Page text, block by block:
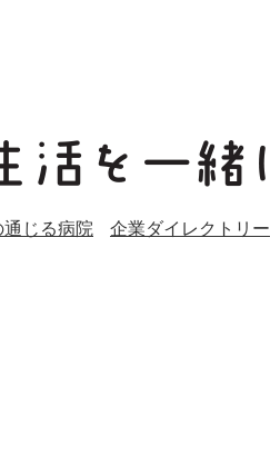
通じる病院 企業ダイレクトリー